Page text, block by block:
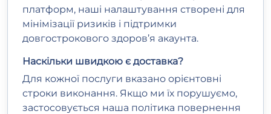
платформ, наші налаштування створені для
мінімізації ризиків і підтримки
довгострокового здоров’я акаунта.
Наскільки швидкою є доставка?
Для кожної послуги вказано орієнтовні
строки виконання. Якщо ми їх порушуємо,
застосовується наша політика повернення